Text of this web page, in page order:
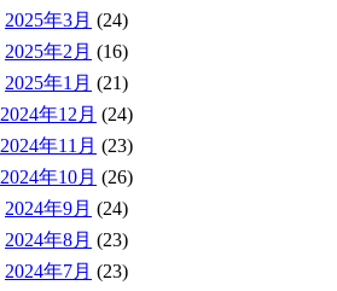
2025年3月 (24)
2025年2月 (16)
2025年1月 (21)
2024年12月 (24)
2024年11月 (23)
2024年10月 (26)
2024年9月 (24)
2024年8月 (23)
2024年7月 (23)